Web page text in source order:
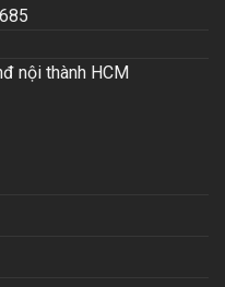
nội thành HCM